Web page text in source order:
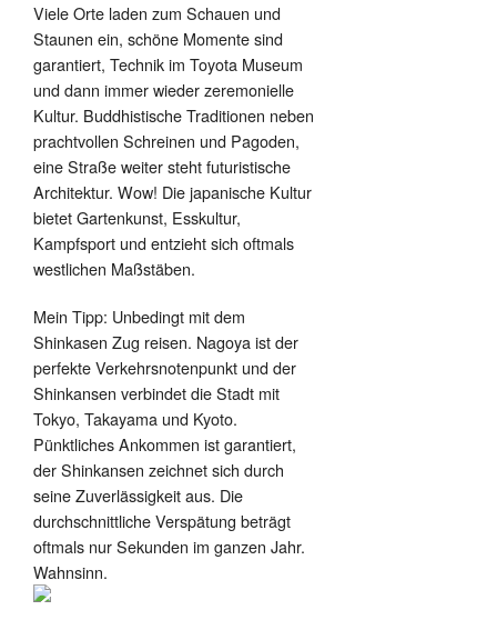
Viele Orte laden zum Schauen und
Staunen ein, schöne Momente sind
garantiert, Technik im Toyota Museum
und dann immer wieder zeremonielle
Kultur. Buddhistische Traditionen neben
prachtvollen Schreinen und Pagoden,
eine Straße weiter steht futuristische
Architektur. Wow! Die japanische Kultur
bietet Gartenkunst, Esskultur,
Kampfsport und entzieht sich oftmals
westlichen Maßstäben.
Mein Tipp: Unbedingt mit dem
Shinkasen Zug reisen. Nagoya ist der
perfekte Verkehrsnotenpunkt und der
Shinkansen verbindet die Stadt mit
Tokyo, Takayama und Kyoto.
Pünktliches Ankommen ist garantiert,
der Shinkansen zeichnet sich durch
seine Zuverlässigkeit aus. Die
durchschnittliche Verspätung beträgt
oftmals nur Sekunden im ganzen Jahr.
Wahnsinn.